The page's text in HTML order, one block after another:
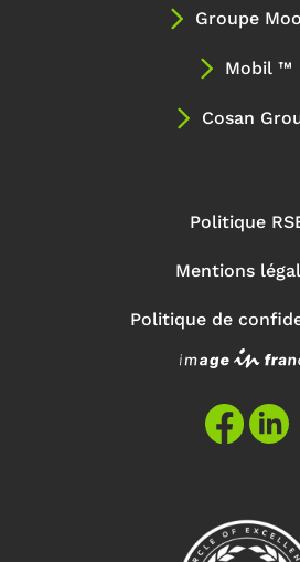
Groupe
Mobil ™
Cosan
Politique
Mentions
Politique de